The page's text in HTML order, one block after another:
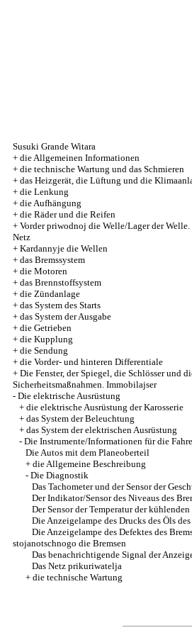
Susuki Grande Witara
+ die Allgemeinen Informationen
+ die technische Wartung und das Schmieren
+ das Heizgerät, die Lüftung und die
+ die Lenkung
+ die Aufhängung
+ die Räder und die Reifen
+ Vorder priwodnoj die Welle/Lager der Welle.
Netz
+ Kardannyje die Wellen
+ das Bremssystem
+ die Motoren
+ das Brennstoffsystem
+ die Zündanlage
+ das System des Starts
+ das System der Ausgabe
+ die Getrieben
+ die Kupplung
+ die Sendung
+ die Vorder- und hinteren Differentiale
+ Die Fenster, der Spiegel, die Schlösser und
Sicherheitsmaßnahmen. Immobilajser
- Die elektrische Ausrüstung
+ die elektrische Ausrüstung der Karosserie
+ das System der Beleuchtung
+ das System der elektrischen Ausrüstung
- Die Instrumente/Informationen für die
Die Autos mit dem Planeoberteil
+ die Allgemeine Beschreibung
- Die Diagnostik
Das Tachometer und der Sensor der
Der Indikator/Sensor des Niveaus des
Der Sensor der Temperatur der
Die Anzeigelampe des Drucks des Öls
Die Anzeigelampe des Defektes des
stojanotschnogo die Bremsen
Das benachrichtigende Signal der
Das Netz prikuriwatelja
+ die technische Wartung